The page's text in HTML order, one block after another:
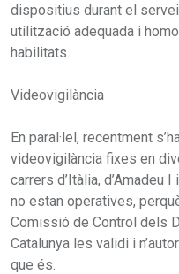
dispositius durant el
utilització adequada i
habilitats.
Videovigilància
En paral·lel, recentment
videovigilància fixes en
carrers d’Itàlia, d’Amadeu
no estan operatives,
Comissió de Control dels
Catalunya les validi i
que és.